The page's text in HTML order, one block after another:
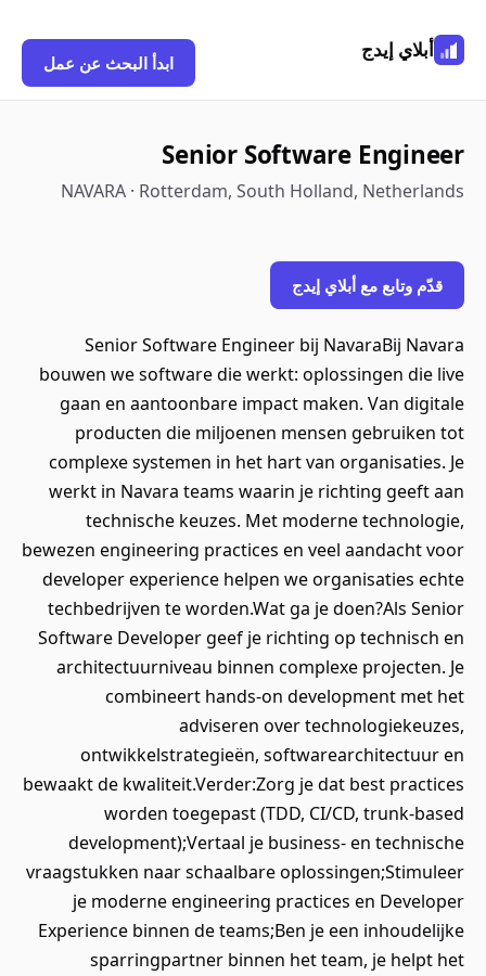
أبلاي إيدج
ابدأ البحث عن عمل
Senior Software Engineer
NAVARA · Rotterdam, South Holland, Netherlands
قدّم وتابع مع أبلاي إيدج
Senior Software Engineer bij NavaraBij Navara
bouwen we software die werkt: oplossingen die live
gaan en aantoonbare impact maken. Van digitale
producten die miljoenen mensen gebruiken tot
complexe systemen in het hart van organisaties. Je
werkt in Navara teams waarin je richting geeft aan
technische keuzes. Met moderne technologie,
bewezen engineering practices en veel aandacht voor
developer experience helpen we organisaties echte
techbedrijven te worden.Wat ga je doen?Als Senior
Software Developer geef je richting op technisch en
architectuurniveau binnen complexe projecten. Je
combineert hands-on development met het
adviseren over technologiekeuzes,
ontwikkelstrategieën, softwarearchitectuur en
bewaakt de kwaliteit.Verder:Zorg je dat best practices
worden toegepast (TDD, CI/CD, trunk-based
development);Vertaal je business- en technische
vraagstukken naar schaalbare oplossingen;Stimuleer
je moderne engineering practices en Developer
Experience binnen de teams;Ben je een inhoudelijke
sparringpartner binnen het team, je helpt het